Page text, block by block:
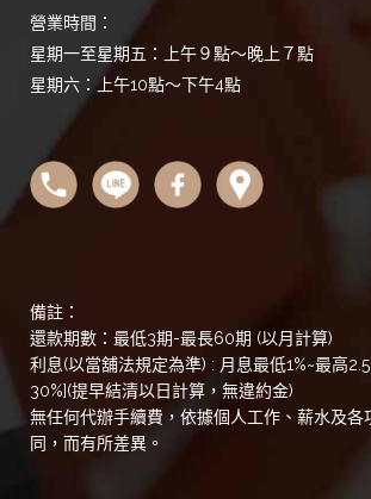
營業時間：
星期一至星期五：上午９點～晚上７點
星期六：上午10點～下午4點
備註：
還款期數：最低3期-最長60期 (以月計算)
利息(以當舖法規定為準) : 月息最低1%~最高
30%](提早結清以日計算，無違約金)
無任何代辦手續費，依據個人工作、薪水及各
同，而有所差異。